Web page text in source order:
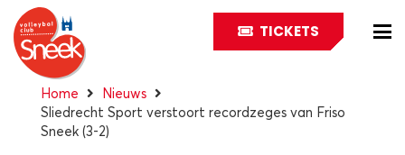
TICKETS
Home
Nieuws
Sliedrecht Sport verstoort recordzeges van Friso
Sneek (3-2)